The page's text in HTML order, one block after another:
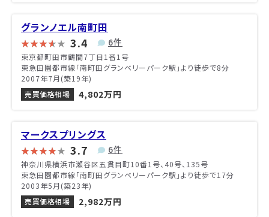
グランノエル南町田
3.4 6件
東京都町田市鶴間7丁目1番1号
東急田園都市線「南町田グランベリーパーク駅」より徒歩で8分
2007年7月(築19年)
売買価格相場
4,802万円
マークスプリングス
3.7 6件
神奈川県横浜市瀬谷区五貫目町10番1号、40号、135号
東急田園都市線「南町田グランベリーパーク駅」より徒歩で17分
2003年5月(築23年)
売買価格相場
2,982万円